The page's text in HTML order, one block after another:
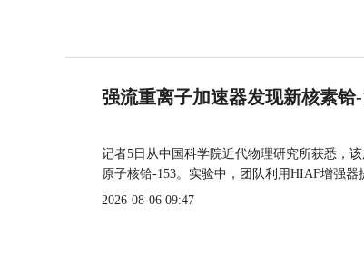
强流重离子加速器发现新核素铪-
记者5日从中国科学院近代物理研究所获悉，
原子核铪-153。实验中，团队利用HIAF增强
2026-08-06 09:47